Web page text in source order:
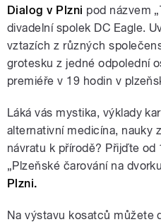
Dialog v Plzni pod názvem
divadelní spolek DC Eagle.
vztazích z různých
grotesku z jedné odpolední
premiéře v 19 hodin v
Láká vás mystika, výklady
alternativní medicína, nauky
návratu k přírodě? Přijďte od
„Plzeňské čarování na
Plzni.
Na výstavu kosatců můžete